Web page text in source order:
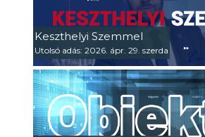
Keszthelyi Szemmel
Utolsó adás: 2026. ápr. 29. szerda